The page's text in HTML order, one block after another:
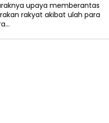
upaya memberantas
rakyat akibat ulah para